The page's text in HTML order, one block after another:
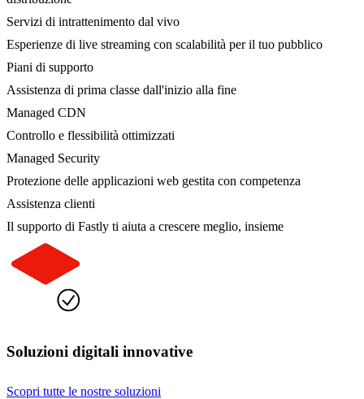
Servizi di intrattenimento dal vivo
Esperienze di live streaming con scalabilità per il tuo pubblico
Piani di supporto
Assistenza di prima classe dall'inizio alla fine
Managed CDN
Controllo e flessibilità ottimizzati
Managed Security
Protezione delle applicazioni web gestita con competenza
Assistenza clienti
Il supporto di Fastly ti aiuta a crescere meglio, insieme
Soluzioni digitali innovative
Scopri tutte le nostre soluzioni